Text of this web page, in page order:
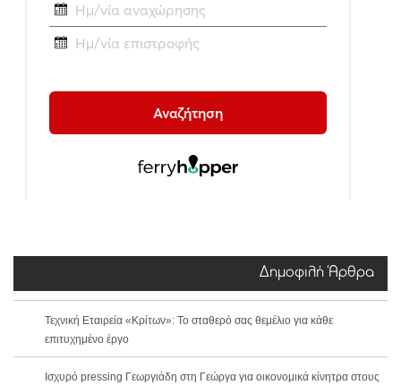
Δημοφιλή Άρθρα
Τεχνική Εταιρεία «Κρίτων»: Το σταθερό σας θεμέλιο για κάθε
επιτυχημένο έργο
Ισχυρό pressing Γεωργιάδη στη Γεώργα για οικονομικά κίνητρα στους